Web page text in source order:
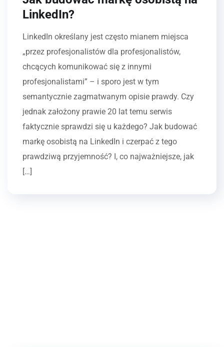
LinkedIn?
LinkedIn określany jest często mianem miejsca
„przez profesjonalistów dla profesjonalistów,
chcących komunikować się z innymi
profesjonalistami” – i sporo jest w tym
semantycznie zagmatwanym opisie prawdy. Czy
jednak założony prawie 20 lat temu serwis
faktycznie sprawdzi się u każdego? Jak budować
markę osobistą na LinkedIn i czerpać z tego
prawdziwą przyjemność? I, co najważniejsze, jak
[…]